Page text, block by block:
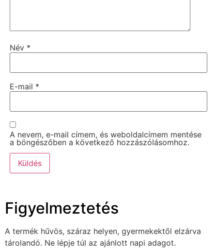
Név *
E-mail *
A nevem, e-mail címem, és weboldalcímem mentése
a böngészőben a következő hozzászólásomhoz.
Figyelmeztetés
A termék hűvös, száraz helyen, gyermekektől elzárva
tárolandó. Ne lépje túl az ajánlott napi adagot.